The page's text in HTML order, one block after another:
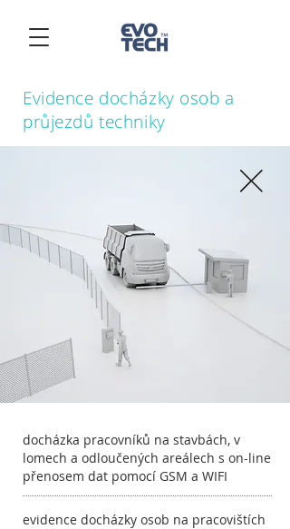
Evidence docházky osob a
průjezdů techniky
docházka pracovníků na stavbách, v
lomech a odloučených areálech s on-line
přenosem dat pomocí GSM a WIFI
evidence docházky osob na pracovištích